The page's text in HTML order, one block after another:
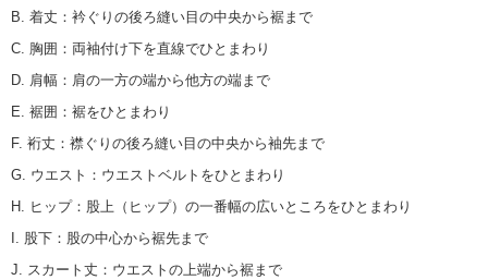
B. 着丈 ： 衿ぐりの後ろ縫い目の中央から裾まで
C. 胸囲 ： 両袖付け下を直線でひとまわり
D. 肩幅 ： 肩の一方の端から他方の端まで
E. 裾囲 ： 裾をひとまわり
F. 裄丈 ： 襟ぐりの後ろ縫い目の中央から袖先まで
G. ウエスト ： ウエストベルトをひとまわり
H. ヒップ： 股上（ヒップ）の一番幅の広いところをひとまわり
I. 股下 ： 股の中心から裾先まで
J. スカート丈 ： ウエストの上端から裾まで